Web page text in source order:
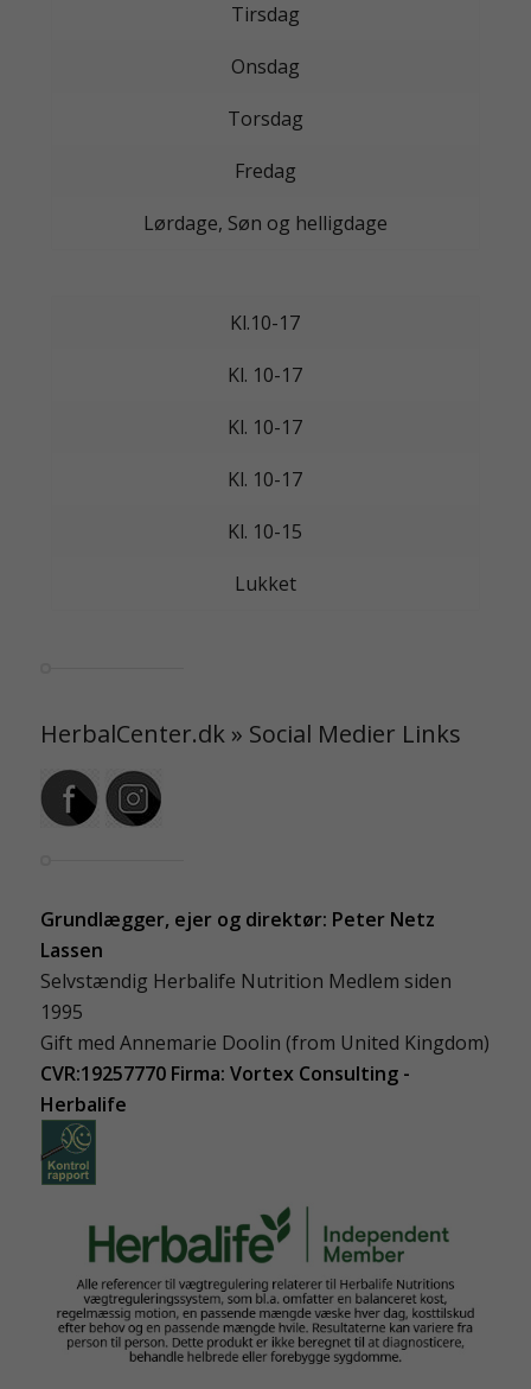
Tirsdag
Onsdag
Torsdag
Fredag
Lørdage, Søn og helligdage
Kl.10-17
Kl. 10-17
Kl. 10-17
Kl. 10-17
Kl. 10-15
Lukket
HerbalCenter.dk » Social Medier Links
Grundlægger, ejer og direktør: Peter Netz
Lassen
Selvstændig Herbalife Nutrition Medlem siden
1995
Gift med Annemarie Doolin (from United Kingdom)
CVR:19257770 Firma: Vortex Consulting -
Herbalife